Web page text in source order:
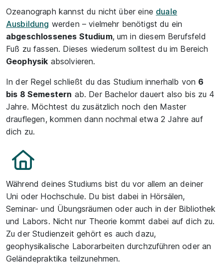
Ozeanograph kannst du nicht über eine duale
Ausbildung werden – vielmehr benötigst du ein
abgeschlossenes Studium, um in diesem Berufsfeld
Fuß zu fassen. Dieses wiederum solltest du im Bereich
Geophysik absolvieren.
In der Regel schließt du das Studium innerhalb von 6
bis 8 Semestern ab. Der Bachelor dauert also bis zu 4
Jahre. Möchtest du zusätzlich noch den Master
drauflegen, kommen dann nochmal etwa 2 Jahre auf
dich zu.
Während deines Studiums bist du vor allem an deiner
Uni oder Hochschule. Du bist dabei in Hörsälen,
Seminar- und Übungsräumen oder auch in der Bibliothek
und Labors. Nicht nur Theorie kommt dabei auf dich zu.
Zu der Studienzeit gehört es auch dazu,
geophysikalische Laborarbeiten durchzuführen oder an
Geländepraktika teilzunehmen.